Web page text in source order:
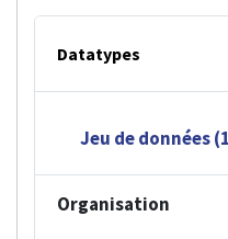
Datatypes
Jeu de données
Organisation